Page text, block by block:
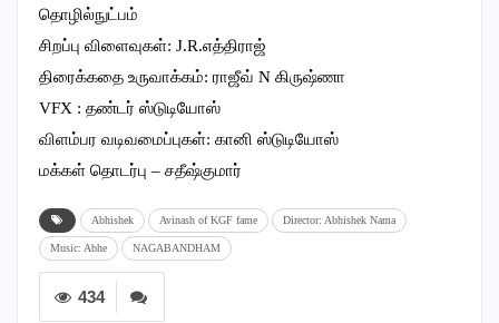
தொழில்நுட்பம்
சிறப்பு விளைவுகள்: J.R.எத்திராஜ்
திரைக்கதை உருவாக்கம்: ராஜீவ் N கிருஷ்ணா
VFX : தண்டர் ஸ்டுடியோஸ்
விளம்பர வடிவமைப்புகள்: கானி ஸ்டுடியோஸ்
மக்கள் தொடர்பு – சதீஷ்குமார்
Abhishek Avinash of KGF fame Director: Abhishek Nama
Music: Abhe NAGABANDHAM
434